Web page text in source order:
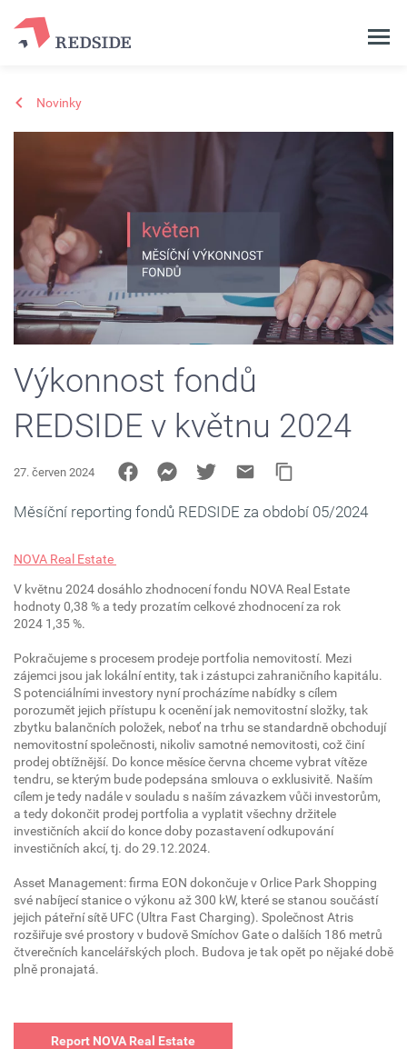
Novinky
Výkonnost fondů
REDSIDE v květnu 2024
27. červen 2024
Měsíční reporting fondů REDSIDE za období 05/2024
NOVA Real Estate
V květnu 2024 dosáhlo zhodnocení fondu NOVA Real Estate
hodnoty 0,38 % a tedy prozatím celkové zhodnocení za rok
2024 1,35 %.
Pokračujeme s procesem prodeje portfolia nemovitostí. Mezi
zájemci jsou jak lokální entity, tak i zástupci zahraničního kapitálu.
S potenciálními investory nyní procházíme nabídky s cílem
porozumět jejich přístupu k ocenění jak nemovitostní složky, tak
zbytku balančních položek, neboť na trhu se standardně obchodují
nemovitostní společnosti, nikoliv samotné nemovitosti, což činí
prodej obtížnější. Do konce měsíce června chceme vybrat vítěze
tendru, se kterým bude podepsána smlouva o exklusivitě. Naším
cílem je tedy nadále v souladu s naším závazkem vůči investorům,
a tedy dokončit prodej portfolia a vyplatit všechny držitele
investičních akcií do konce doby pozastavení odkupování
investičních akcí, tj. do 29.12.2024.
Asset Management: firma EON dokončuje v Orlice Park Shopping
své nabíjecí stanice o výkonu až 300 kW, které se stanou součástí
jejich páteřní sítě UFC (Ultra Fast Charging). Společnost Atris
rozšiřuje své prostory v budově Smíchov Gate o dalších 186 metrů
čtverečních kancelářských ploch. Budova je tak opět po nějaké době
plně pronajatá.
Report NOVA Real Estate